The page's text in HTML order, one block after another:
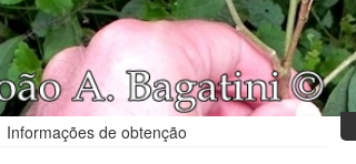
Informações de obtenção